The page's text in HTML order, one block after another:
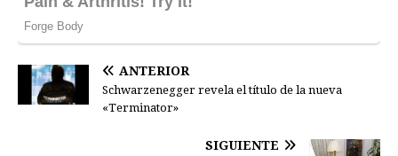
ANTERIOR
Schwarzenegger revela el título de la nueva
«Terminator»
SIGUIENTE